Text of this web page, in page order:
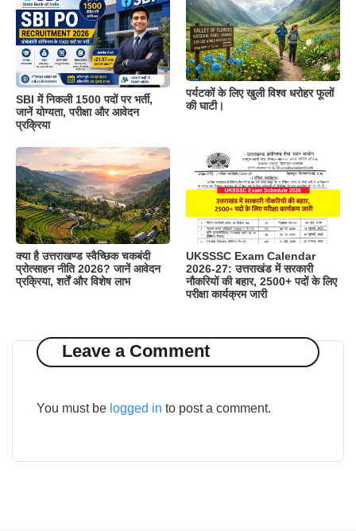
SBI में निकली 1500 पदों पर भर्ती,
जानें योग्यता, परीक्षा और आवेदन
प्रक्रिया
पर्यटकों के लिए खुली विश्व धरोहर फूलों
की घाटी।
क्या है उत्तराखण्ड स्वैच्छिक चकबंदी
प्रोत्साहन नीति 2026? जानें आवेदन
प्रक्रिया, शर्तें और विशेष लाभ
UKSSSC Exam Calendar
2026-27: उत्तराखंड में सरकारी
नौकरियों की बहार, 2500+ पदों के लिए
परीक्षा कार्यक्रम जारी
Leave a Comment
You must be logged in to post a comment.